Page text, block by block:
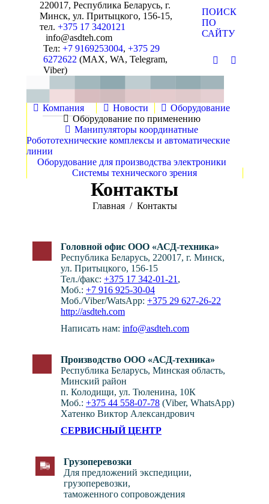
220017, Республика Беларусь, г.
Минск, ул. Притыцкого, 156-15,
тел. +375 17 3420121
info@asdteh.com
Тел: +7 9169253004, +375 29
6272622 (MAX, WA, Telegram,
Viber)
Поиск:
ПОИСК
ПО
САЙТУ
ПочтаYouTube
Компания Новости
Оборудование
Оборудование по применению
Манипуляторы координатные
Робототехнические комплексы и автоматические
линии
Оборудование для производства электроники
Системы технического зрения
Контакты
Вы здесь:
Главная Контакты
Головной офис ООО «АСД-техника»
Республика Беларусь, 220017, г. Минск,
ул. Притыцкого, 156-15
Тел./факс: +375 17 342-01-21 ,
Моб.: +7 916 925-30-04
Моб./Viber/WatsApp: +375 29 627-26-22
http://asdteh.com
Написать нам: info@asdteh.com
Производство ООО «АСД-техника»
Республика Беларусь, Минская область,
Минский район
п. Колодищи, ул. Тюленина, 10К
Моб.: +375 44 558-07-78 (Viber, WhatsApp)
Хатенко Виктор Александрович
СЕРВИСНЫЙ ЦЕНТР
Грузоперевозки
Для предложений экспедиции,
грузоперевозки,
таможенного сопровождения